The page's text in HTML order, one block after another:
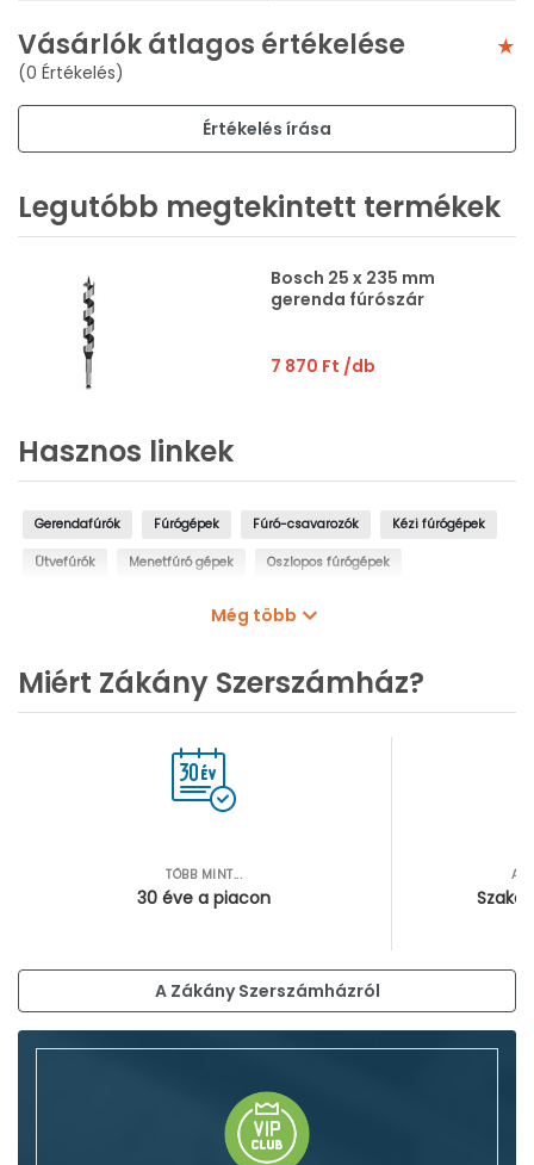
Vásárlók átlagos értékelése
(0 Értékelés)
Értékelés írása
Legutóbb megtekintett termékek
Bosch 25 x 235 mm
gerenda fúrószár
7 870 Ft /db
Hasznos linkek
Gerendafúrók Fúrógépek Fúró-csavarozók Kézi fúrógépek
Ütvefúrók Menetfúró gépek Oszlopos fúrógépek
Még több
Miért Zákány Szerszámház?
TÖBB MINT...
30 éve a piacon
A Zákány Szerszámházról